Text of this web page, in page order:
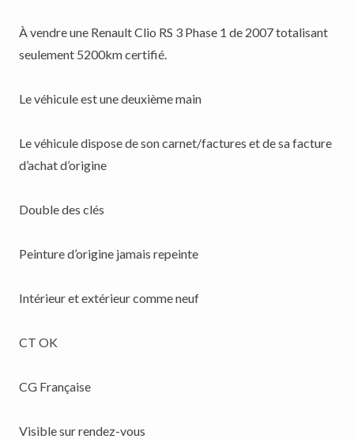
À vendre une Renault Clio RS 3 Phase 1 de 2007 totalisant
seulement 5200km certifié.
Le véhicule est une deuxième main
Le véhicule dispose de son carnet/factures et de sa facture
d’achat d’origine
Double des clés
Peinture d’origine jamais repeinte
Intérieur et extérieur comme neuf
CT OK
CG Française
Visible sur rendez-vous